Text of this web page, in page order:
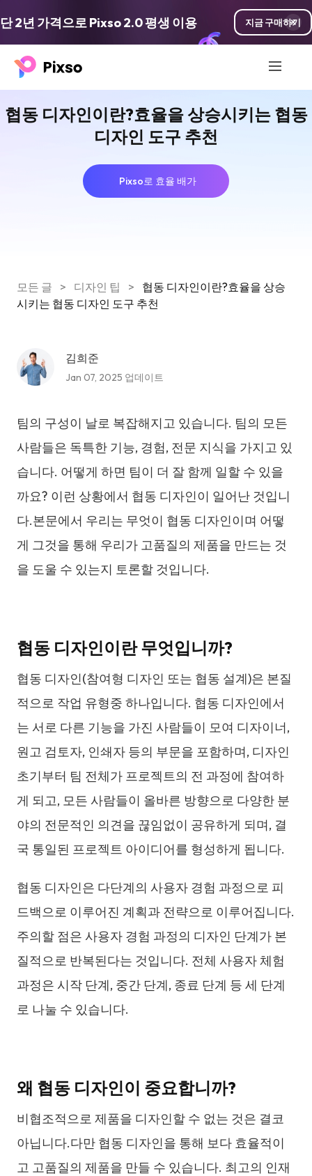
단 2년 가격으로 Pixso 2.0 평생 이용 지금 구매하기
협동 디자인이란?효율을 상승시키는 협동
디자인 도구 추천
Pixso로 효율 배가
모든 글 > 디자인 팁 >
협동 디자인이란?효율을 상승
시키는 협동 디자인 도구 추천
김희준
Jan 07, 2025 업데이트
팀의 구성이 날로 복잡해지고 있습니다. 팀의 모든
사람들은 독특한 기능, 경험, 전문 지식을 가지고 있
습니다. 어떻게 하면 팀이 더 잘 함께 일할 수 있을
까요? 이런 상황에서 협동 디자인이 일어난 것입니
다.본문에서 우리는 무엇이 협동 디자인이며 어떻
게 그것을 통해 우리가 고품질의 제품을 만드는 것
을 도울 수 있는지 토론할 것입니다.
협동 디자인이란 무엇입니까?
협동 디자인(참여형 디자인 또는 협동 설계)은 본질
적으로 작업 유형중 하나입니다. 협동 디자인에서
는 서로 다른 기능을 가진 사람들이 모여 디자이너,
원고 검토자, 인쇄자 등의 부문을 포함하며, 디자인
초기부터 팀 전체가 프로젝트의 전 과정에 참여하
게 되고, 모든 사람들이 올바른 방향으로 다양한 분
야의 전문적인 의견을 끊임없이 공유하게 되며, 결
국 통일된 프로젝트 아이디어를 형성하게 됩니다.
협동 디자인은 다단계의 사용자 경험 과정으로 피
드백으로 이루어진 계획과 전략으로 이루어집니다.
주의할 점은 사용자 경험 과정의 디자인 단계가 본
질적으로 반복된다는 것입니다. 전체 사용자 체험
과정은 시작 단계, 중간 단계, 종료 단계 등 세 단계
로 나눌 수 있습니다.
왜 협동 디자인이 중요합니까?
비협조적으로 제품을 디자인할 수 없는 것은 결코
아닙니다.다만 협동 디자인을 통해 보다 효율적이
고 고품질의 제품을 만들 수 있습니다. 최고의 인재